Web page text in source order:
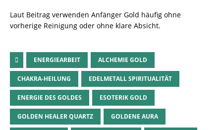
Laut Beitrag verwenden Anfänger Gold häufig ohne
vorherige Reinigung oder ohne klare Absicht.
ENERGIEARBEIT ALCHEMIE GOLD
CHAKRA-HEILUNG EDELMETALL SPIRITUALITÄT
ENERGIE DES GOLDES ESOTERIK GOLD
GOLDEN HEALER QUARTZ GOLDENE AURA